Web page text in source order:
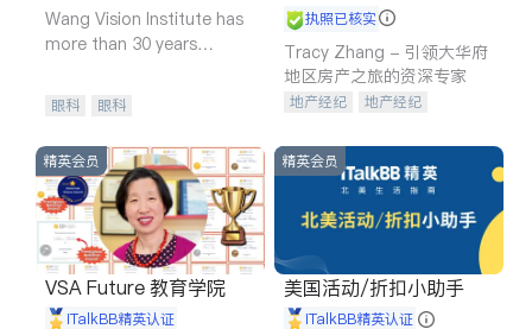
Wang Vision Institute has
more than 30 years
眼科 眼科
执照已核实
Tracy Zhang - 引领大华府
地区房产之旅的资深专家
地产经纪
地产经纪
商铺租售
精英会员
VSA Future 教育学院
iTalkBB精英认证
精英会员
美国活动/折扣小助手
iTalkBB精英认证